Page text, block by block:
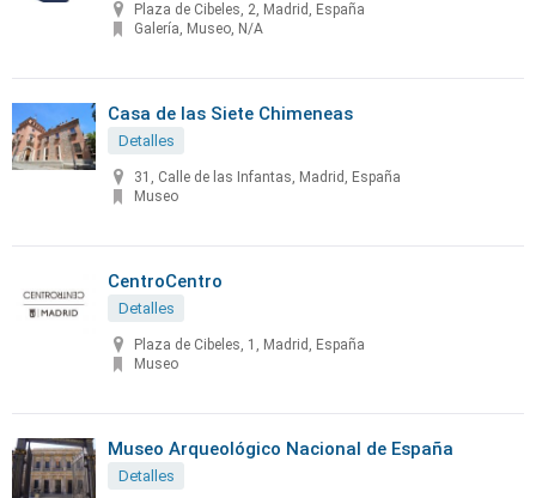
Plaza de Cibeles, 2, Madrid, España
Galería, Museo, N/A
Casa de las Siete Chimeneas
Detalles
31, Calle de las Infantas, Madrid, España
Museo
CentroCentro
Detalles
Plaza de Cibeles, 1, Madrid, España
Museo
Museo Arqueológico Nacional de España
Detalles